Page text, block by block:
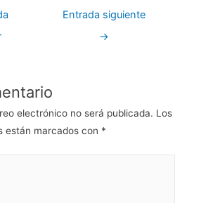
p
Entrada siguiente
→
electrónico no será publicada. Los
están marcados con *